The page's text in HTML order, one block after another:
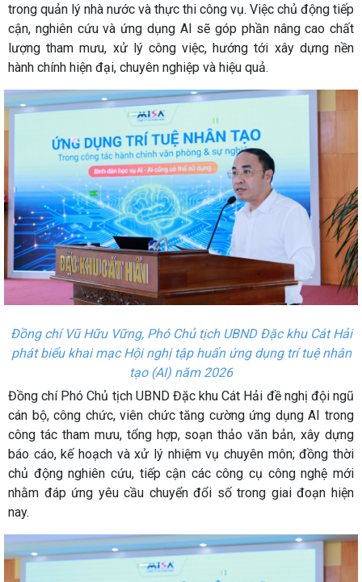
trong quản lý nhà nước và thực thi công vụ. Việc chủ động tiếp
cận, nghiên cứu và ứng dụng AI sẽ góp phần nâng cao chất
lượng tham mưu, xử lý công việc, hướng tới xây dựng nền
hành chính hiện đại, chuyên nghiệp và hiệu quả.
Đồng chí Vũ Hữu Vững, Phó Chủ tịch UBND Đặc khu Cát Hải
phát biểu khai mạc Hội nghị tập huấn ứng dụng trí tuệ nhân
tạo (AI) năm 2026
Đồng chí Phó Chủ tịch UBND Đặc khu Cát Hải đề nghị đội ngũ
cán bộ, công chức, viên chức tăng cường ứng dụng AI trong
công tác tham mưu, tổng hợp, soạn thảo văn bản, xây dựng
báo cáo, kế hoạch và xử lý nhiệm vụ chuyên môn; đồng thời
chủ động nghiên cứu, tiếp cận các công cụ công nghệ mới
nhằm đáp ứng yêu cầu chuyển đổi số trong giai đoạn hiện
nay.